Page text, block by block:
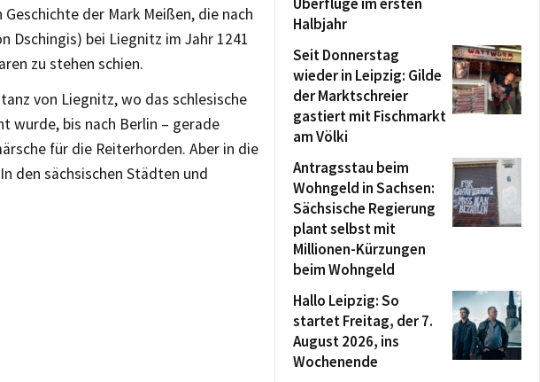
der Mark Meißen, die nach
Dschingis) bei Liegnitz im Jahr 1241
zu stehen schien.
von Liegnitz, wo das schlesische
wurde, bis nach Berlin – gerade
für die Reiterhorden. Aber in die
den sächsischen Städten und
Halbjahr
Seit Donnerstag
wieder in Leipzig: Gilde
der Marktschreier
gastiert mit Fischmarkt
am Völki
Antragsstau beim
Wohngeld in Sachsen:
Sächsische Regierung
plant selbst mit
Millionen-Kürzungen
beim Wohngeld
Hallo Leipzig: So
startet Freitag, der 7.
August 2026, ins
Wochenende